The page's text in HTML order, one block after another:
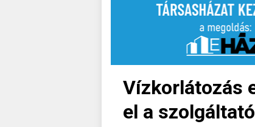
Vízkorlátozás
el a